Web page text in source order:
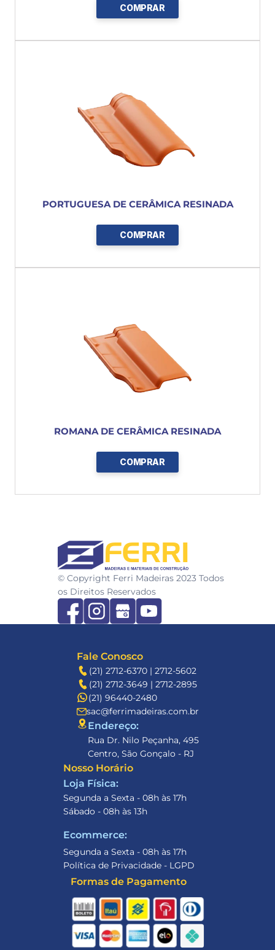
COMPRAR
PORTUGUESA DE CERÂMICA RESINADA
COMPRAR
ROMANA DE CERÂMICA RESINADA
COMPRAR
FERRI
© Copyright Ferri Madeiras 2023 Todos
os Direitos Reservados
Fale Conosco
(21) 2712-6370 | 2712-5602
(21) 2712-3649 | 2712-2895
(21) 96440-2480
sac@ferrimadeiras.com.br
Endereço:
Rua Dr. Nilo Peçanha, 495
Centro, São Gonçalo - RJ
Nosso Horário
Loja Física:
Segunda a Sexta - 08h às 17h
Sábado - 08h às 13h
Ecommerce:
Segunda a Sexta - 08h às 17h
Política de Privacidade - LGPD
Formas de Pagamento